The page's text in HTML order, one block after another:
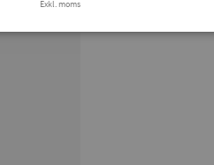
Exkl. moms